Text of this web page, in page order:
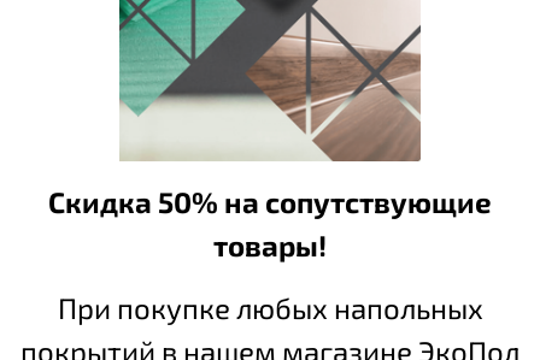
Скидка 50% на сопутствующие
товары!
При покупке любых напольных
покрытий в нашем магазине ЭкоПол